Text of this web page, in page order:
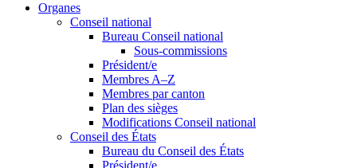
Organes
Conseil national
Bureau Conseil national
Sous-commissions
Président/e
Membres A–Z
Membres par canton
Plan des sièges
Modifications Conseil national
Conseil des États
Bureau du Conseil des États